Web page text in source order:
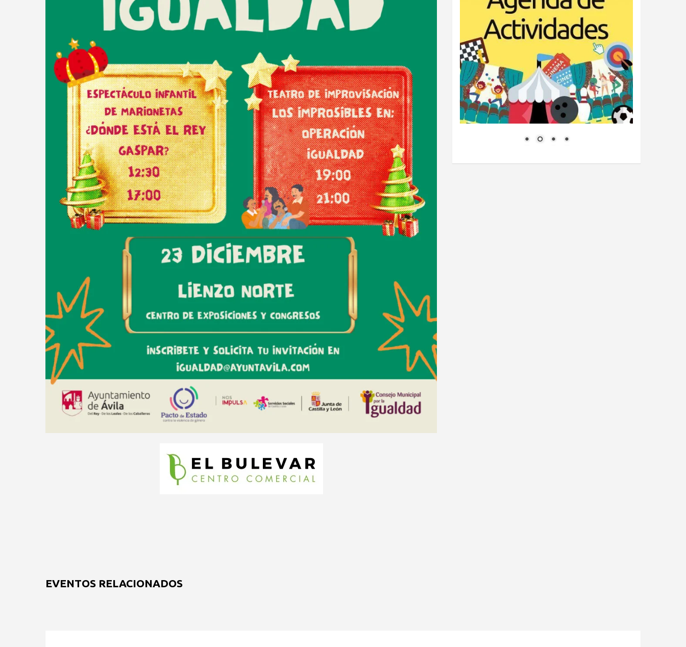
EVENTOS RELACIONADOS